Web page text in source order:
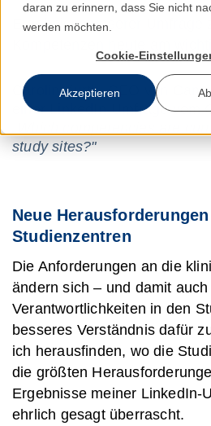
daran zu erinnern, dass Sie nicht
werden möchten.
Cookie-
Akzeptieren
Ergebnisse unserer Umfrage
Carolin Kurth, CEO von
einer LinkedIn-Umfrage vom
„Which competencies are
study sites?"
Neue
Studienzentren
Die Anforderungen an die
ändern sich – und damit
Verantwortlichkeiten in den
besseres Verständnis dafür
ich herausfinden, wo die
die größten
Ergebnisse meiner LinkedIn-
ehrlich gesagt überrascht.